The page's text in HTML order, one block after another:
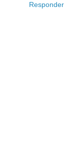
Responder